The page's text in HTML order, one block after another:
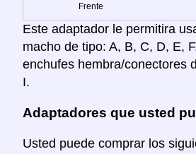
Frente
Este adaptador le permitira
macho de tipo: A, B, C, D, E,
enchufes hembra/conectores
I.
Adaptadores que usted
Usted puede comprar los